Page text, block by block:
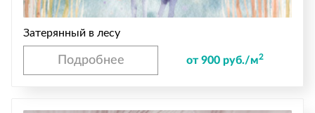
Затерянный в лесу
Подробнее от 900 руб./м2